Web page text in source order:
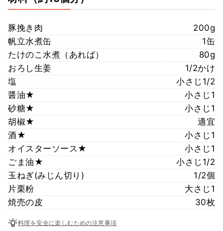
豚挽き肉
200g
帆立水煮缶
1缶
たけのこ水煮（あれば）
80g
おろし生姜
1/2かけ
塩
小さじ1/2
醤油★
小さじ1
砂糖★
小さじ1
胡椒★
適宜
酒★
小さじ1
オイスターソース★
小さじ1
ごま油★
小さじ1/2
玉ねぎ(みじん切り)
1/2個
片栗粉
大さじ1
焼売の皮
30枚
料理を安全に楽しむための注意事項